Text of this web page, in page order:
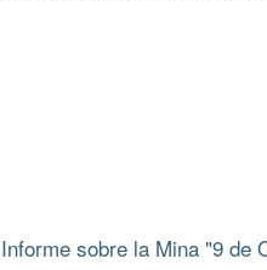
Informe sobre la Mina "9 de